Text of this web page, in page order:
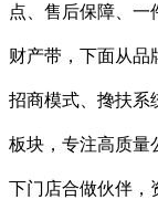
点、售后保障、一
财产带，下面从品
招商模式、搀扶系
板块，专注高质量
下门店合做伙伴，